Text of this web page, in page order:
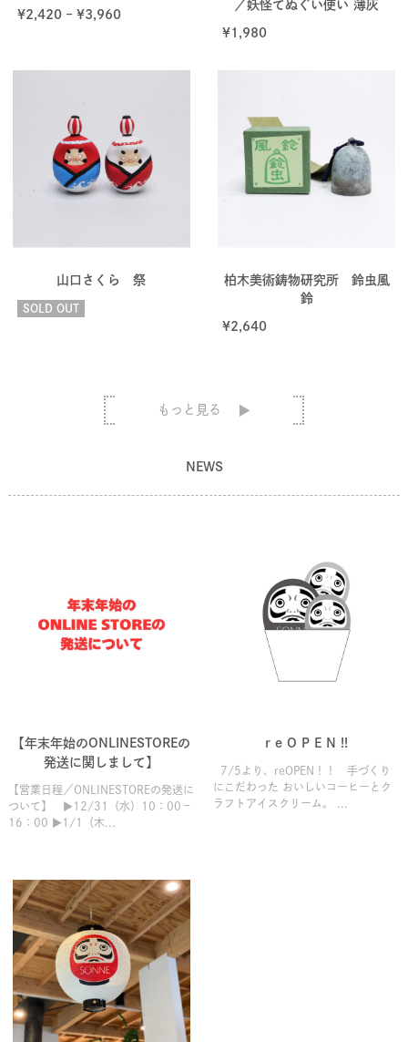
¥2,420– ¥3,960
／妖怪てぬぐい使い 薄灰
¥1,980
山口さくら 祭
SOLD OUT
柏木美術鋳物研究所 鈴虫風
鈴
¥2,640
もっと見る
NEWS
【年末年始のONLINESTOREの
発送に関しまして】
【営業日程／ONLINESTOREの発送に
ついて】 ▶12/31（水）10：00－
16：00 ▶1/1（木...
r e O P E N !!
7/5より、reOPEN！！ 手づくり
にこだわった おいしいコーヒーとク
ラフトアイスクリーム。 ...